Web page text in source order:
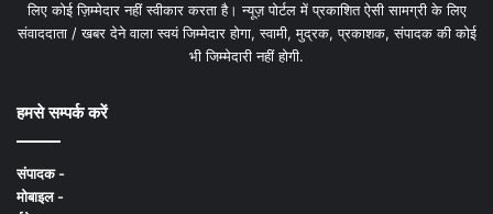
लिए कोई ज़िम्मेदार नहीं स्वीकार करता है। न्यूज़ पोर्टल में प्रकाशित ऐसी सामग्री के लिए
संवाददाता / खबर देने वाला स्वयं जिम्मेदार होगा, स्वामी, मुद्रक, प्रकाशक, संपादक की कोई
भी जिम्मेदारी नहीं होगी.
हमसे सम्पर्क करें
संपादक -
मोबाइल -